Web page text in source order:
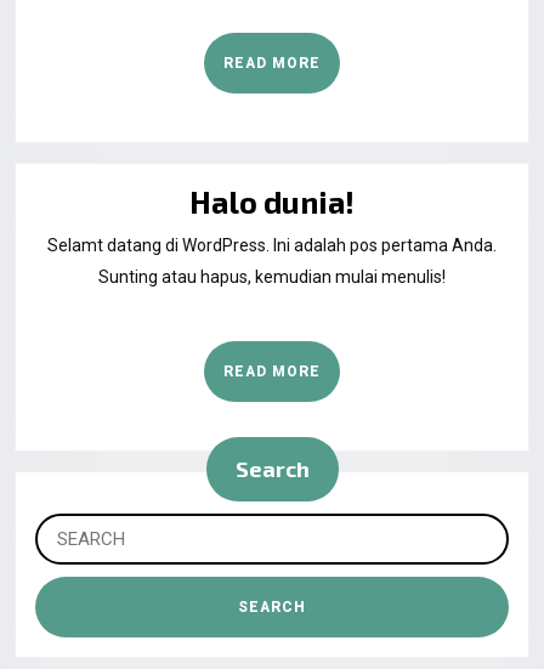
READ MORE
Halo dunia!
Selamt datang di WordPress. Ini adalah pos pertama Anda.
Sunting atau hapus, kemudian mulai menulis!
READ MORE
Search